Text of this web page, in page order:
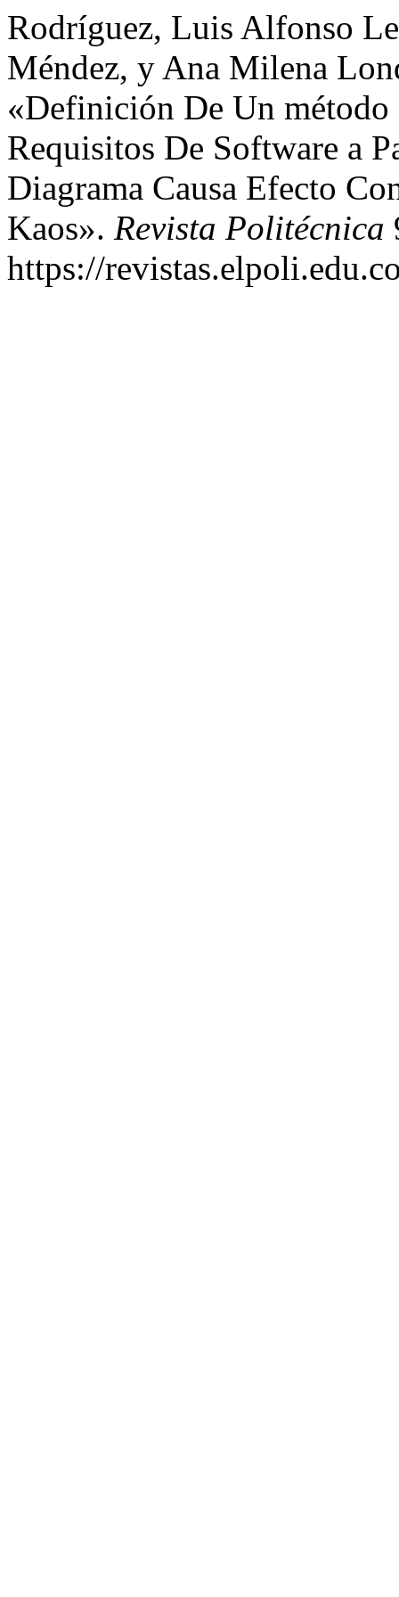
Rodríguez, Luis Alfonso
Méndez, y Ana Milena
«Definición De Un método
Requisitos De Software a
Diagrama Causa Efecto
Kaos». Revista Politécnica
https://